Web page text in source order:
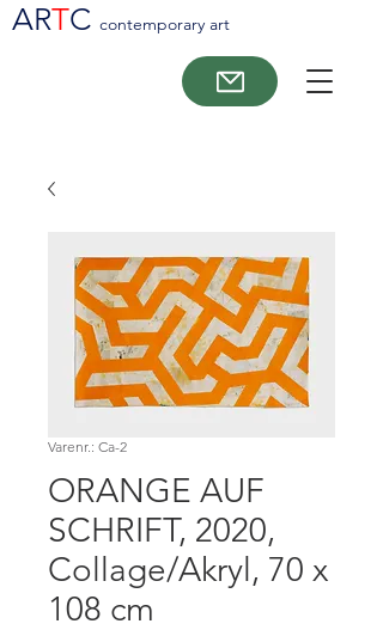
ARTC contemporary art
Varenr.: Ca-2
ORANGE AUF
SCHRIFT, 2020,
Collage/Akryl, 70 x
108 cm